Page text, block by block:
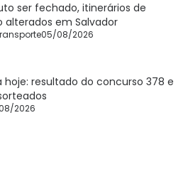
ser fechado, itinerários de
alterados em Salvador
05/08/2026
hoje: resultado do concurso 378 e
2026